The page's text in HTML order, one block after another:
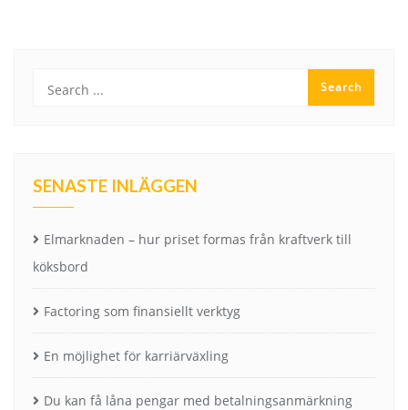
SENASTE INLÄGGEN
Elmarknaden – hur priset formas från kraftverk till
köksbord
Factoring som finansiellt verktyg
En möjlighet för karriärväxling
Du kan få låna pengar med betalningsanmärkning